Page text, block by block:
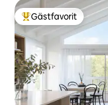
Populär gästfavorit
Gästfavorit